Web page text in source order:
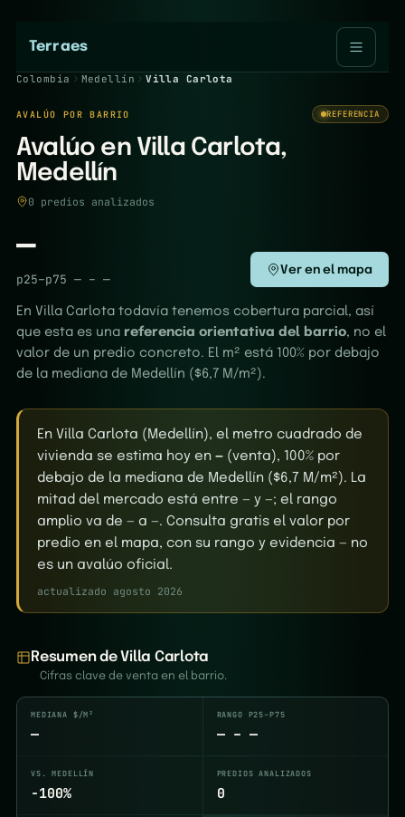
Terraes
Colombia Medellín Villa Carlota
AVALÚO POR BARRIO REFERENCIA
Avalúo en Villa Carlota,
Medellín
0 predios analizados
—
p25–p75 — – —
Ver en el mapa
En Villa Carlota todavía tenemos cobertura parcial, así
que esta es una referencia orientativa del barrio, no el
valor de un predio concreto. El m² está 100% por debajo
de la mediana de Medellín ($6,7 M/m²).
En Villa Carlota (Medellín), el metro cuadrado de
vivienda se estima hoy en — (venta), 100% por
debajo de la mediana de Medellín ($6,7 M/m²). La
mitad del mercado está entre — y —; el rango
amplio va de — a —. Consulta gratis el valor por
predio en el mapa, con su rango y evidencia — no
es un avalúo oficial.
actualizado agosto 2026
Resumen de Villa Carlota
Cifras clave de venta en el barrio.
MEDIANA $/M²
—
RANGO P25–P75
— – —
VS. MEDELLÍN
-100%
PREDIOS ANALIZADOS
0